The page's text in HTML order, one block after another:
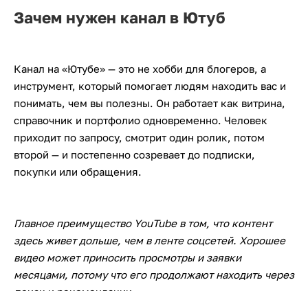
Зачем нужен канал в Ютуб
Канал на «Ютубе» — это не хобби для блогеров, а
инструмент, который помогает людям находить вас и
понимать, чем вы полезны. Он работает как витрина,
справочник и портфолио одновременно. Человек
приходит по запросу, смотрит один ролик, потом
второй — и постепенно созревает до подписки,
покупки или обращения.
Главное преимущество YouTube в том, что контент
здесь живет дольше, чем в ленте соцсетей. Хорошее
видео может приносить просмотры и заявки
месяцами, потому что его продолжают находить через